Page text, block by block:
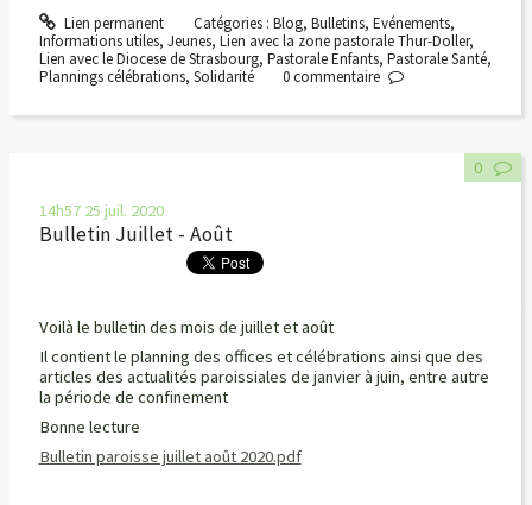
Lien permanent Catégories : Blog, Bulletins, Evénements,
Informations utiles, Jeunes, Lien avec la zone pastorale Thur-Doller,
Lien avec le Diocese de Strasbourg, Pastorale Enfants, Pastorale Santé,
Plannings célébrations, Solidarité 0commentaire
14h57 25 juil. 2020
Bulletin Juillet - Août
Voilà le bulletin des mois de juillet et août
Il contient le planning des offices et célébrations ainsi que des
articles des actualités paroissiales de janvier à juin, entre autre
la période de confinement
Bonne lecture
Bulletin paroisse juillet août 2020.pdf
0